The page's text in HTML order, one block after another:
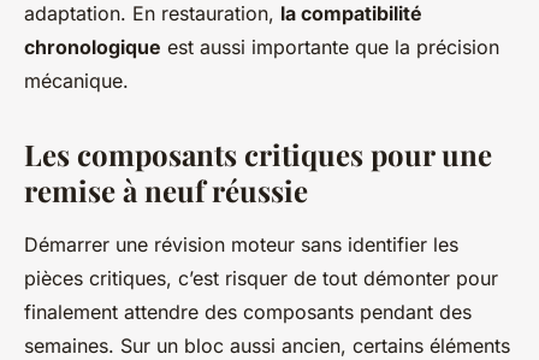
adaptation. En restauration, la compatibilité
chronologique est aussi importante que la précision
mécanique.
Les composants critiques pour une
remise à neuf réussie
Démarrer une révision moteur sans identifier les
pièces critiques, c’est risquer de tout démonter pour
finalement attendre des composants pendant des
semaines. Sur un bloc aussi ancien, certains éléments